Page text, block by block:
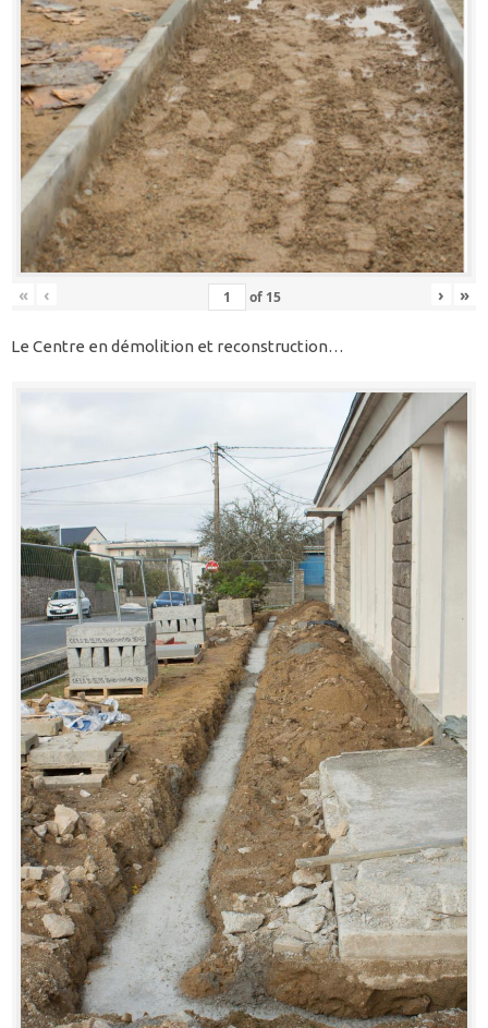
« ‹ of 15 › »
Le Centre en démolition et reconstruction…